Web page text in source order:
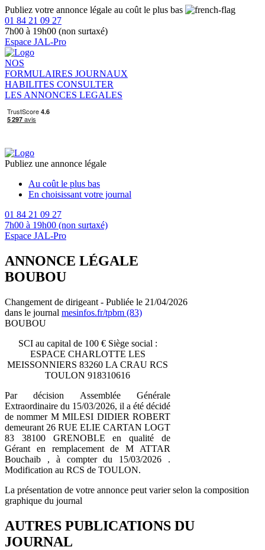
Publiez votre annonce légale au coût le plus bas
01 84 21 09 27
7h00 à 19h00 (non surtaxé)
Espace JAL-Pro
NOS
FORMULAIRES JOURNAUX
HABILITES CONSULTER
LES ANNONCES LEGALES
Publiez une annonce légale
Au coût le plus bas
En choisissant votre journal
01 84 21 09 27
7h00 à 19h00 (non surtaxé)
Espace JAL-Pro
ANNONCE LÉGALE
BOUBOU
Changement de dirigeant - Publiée le 21/04/2026
dans le journal mesinfos.fr/tpbm (83)
BOUBOU
SCI au capital de 100 € Siège social :
ESPACE CHARLOTTE LES
MEISSONNIERS 83260 LA CRAU RCS
TOULON 918310616
Par décision Assemblée Générale
Extraordinaire du 15/03/2026, il a été décidé
de nommer M MILESI DIDIER ROBERT
demeurant 26 RUE ELIE CARTAN LOGT
83 38100 GRENOBLE en qualité de
Gérant en remplacement de M ATTAR
Bouchaib , à compter du 15/03/2026 .
Modification au RCS de TOULON.
La présentation de votre annonce peut varier selon la composition
graphique du journal
AUTRES PUBLICATIONS DU
JOURNAL